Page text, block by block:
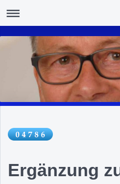
Ergänzung